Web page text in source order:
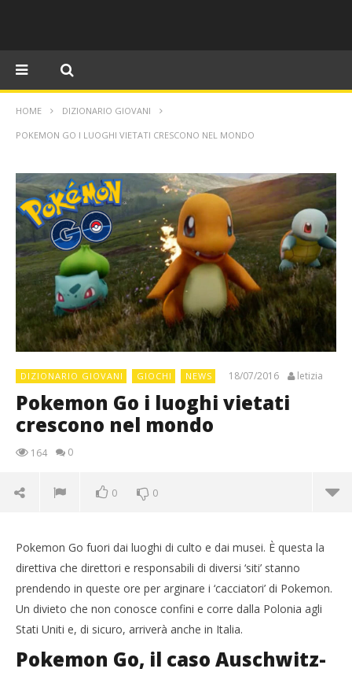
HOME DIZIONARIO GIOVANI
POKEMON GO I LUOGHI VIETATI CRESCONO NEL MONDO
DIZIONARIO GIOVANI GIOCHI NEWS 18/07/2016 letizia
Pokemon Go i luoghi vietati
crescono nel mondo
164 0
0 0
Pokemon Go fuori dai luoghi di culto e dai musei. È questa la
direttiva che direttori e responsabili di diversi ‘siti’ stanno
prendendo in queste ore per arginare i ‘cacciatori’ di Pokemon.
Un divieto che non conosce confini e corre dalla Polonia agli
Stati Uniti e, di sicuro, arriverà anche in Italia.
Pokemon Go, il caso Auschwitz-